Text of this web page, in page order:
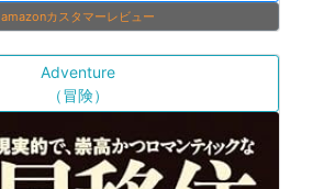
amazonカスタマーレビュー
Adventure
（冒険）